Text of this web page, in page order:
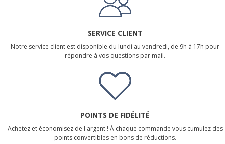
SERVICE CLIENT
Notre service client est disponible du lundi au vendredi, de 9h à 17h pour
répondre à vos questions par mail.
POINTS DE FIDÉLITÉ
Achetez et économisez de l'argent ! À chaque commande vous cumulez des
points convertibles en bons de réductions.